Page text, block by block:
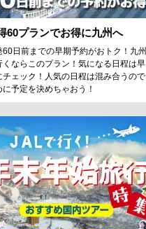
60プランでお得に九州へ
60日前までの早期予約がおトク！九州
くならこのプラン！気になる日程は早
チェック！人気の日程は混み合うので
に予定を決めちゃおう！